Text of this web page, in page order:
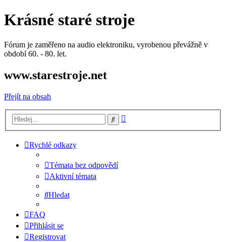
Krásné staré stroje
Fórum je zaměřeno na audio elektroniku, vyrobenou převážně v
období 60. - 80. let.
www.starestroje.net
Přejít na obsah
Hledat
Rychlé odkazy
Témata bez odpovědí
Aktivní témata
Hledat
FAQ
Přihlásit se
Registrovat